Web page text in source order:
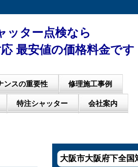
ッター点検なら
最安値の価格料金です
ンスの重要性 修理施工事例
特注シャッター 会社案内
大阪市大阪府下全国